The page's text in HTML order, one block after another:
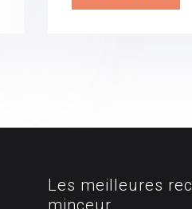
Les meilleures